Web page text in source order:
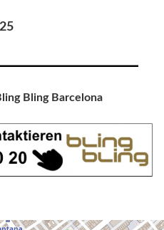
Bling Barcelona